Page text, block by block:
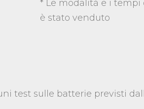
* Le modalità e i tempi
è stato venduto
test sulle batterie previsti